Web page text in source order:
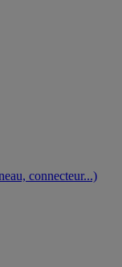
connecteur...)